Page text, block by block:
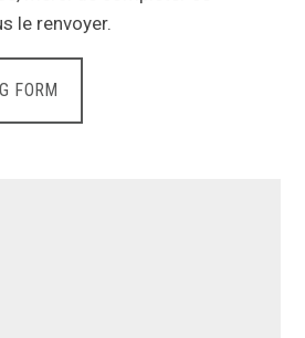
le renvoyer.
FORM